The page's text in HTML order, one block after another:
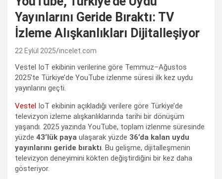
Yayınlarını Geride Bıraktı: TV
İzleme Alışkanlıkları Dijitalleşiyor
22 Eylül 2025 incelet.com
Vestel IoT ekibinin verilerine göre Temmuz–Ağustos
2025’te Türkiye’de YouTube izlenme süresi ilk kez uydu
yayınlarını geçti.
Vestel IoT ekibinin açıkladığı verilere göre Türkiye’de
televizyon izleme alışkanlıklarında tarihi bir dönüşüm
yaşandı. 2025 yazında YouTube, toplam izlenme süresinde
yüzde 43’lük paya ulaşarak yüzde 36’da kalan uydu
yayınlarını geride bıraktı. Bu gelişme, dijitalleşmenin
televizyon deneyimini kökten değiştirdiğini bir kez daha
gösteriyor.